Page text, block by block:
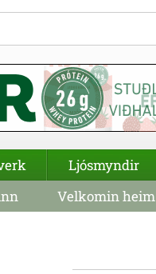
Ljósmyndir
Velkomin heim